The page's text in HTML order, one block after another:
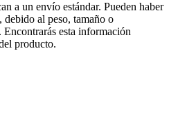
a un envío estándar. Pueden haber
debido al peso, tamaño o
esta información
producto.